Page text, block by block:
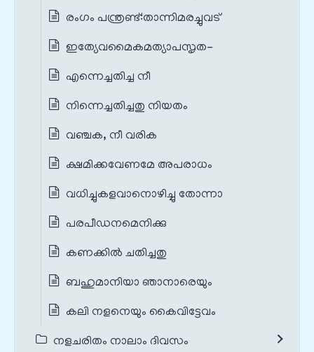
രംഗം പന്ത്രണ്ട്‌:താന്നിമരച്ചുവട്‌
ഇത്യേവമൈകമത്യാപസൃത-
എന്നെച്ചതിച്ച നീ
നിന്നെച്ചതിച്ചതു നിയതം
വഞ്ചക, നീ വരിക
ക്ഷമിക്കവേണമേ അപരാധം
വധിച്ചുകളവാനൊഴിച്ചു തോന്നാ
പരപീഡനമെനിക്കു
കണക്കിൽ ചതിച്ചതു
ബഹുമാനിയാ ഞാനാരെയും
കലി നളനെയും കൈവിട്ടേവം
നളചരിതം നാലാം ദിവസം